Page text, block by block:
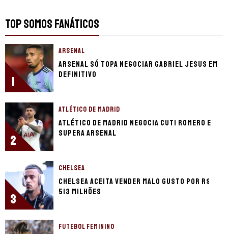
TOP SOMOS FANÁTICOS
1
ARSENAL
Arsenal só topa negociar Gabriel Jesus em
definitivo
2
ATLÉTICO DE MADRID
Atlético de Madrid negocia Cuti Romero e
supera Arsenal
3
CHELSEA
Chelsea aceita vender Malo Gusto por R$
513 milhões
FUTEBOL FEMININO